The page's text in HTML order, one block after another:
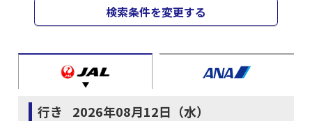
検索条件を変更する
行き 2026年08月12日（水）